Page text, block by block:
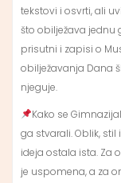
tekstovi i osvrti, ali
što obilježava jednu
prisutni i zapisi o
obilježavanja Dana
njeguje.
Kako se
ga stvarali. Oblik,
ideja ostala ista. Za
je uspomena, a za